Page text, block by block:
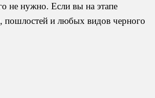
не нужно. Если вы на этапе
пошлостей и любых видов черного